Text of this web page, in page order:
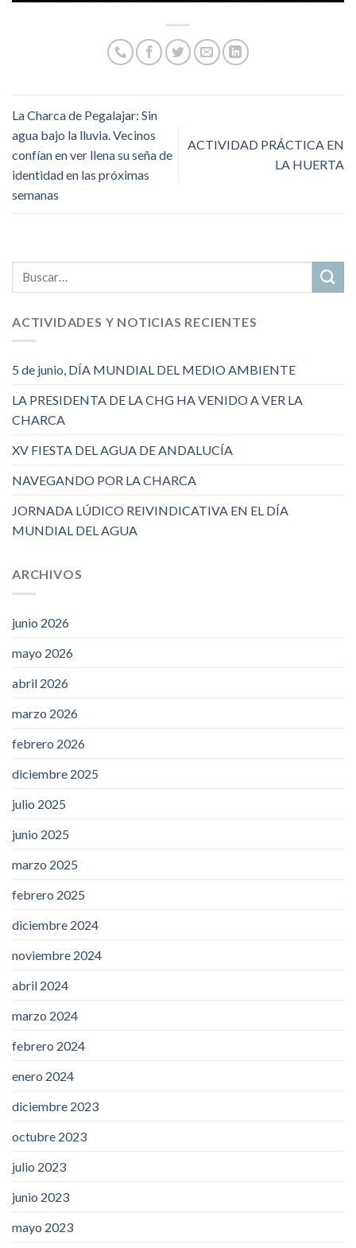
La Charca de Pegalajar: Sin
agua bajo la lluvia. Vecinos
confían en ver llena su seña de
identidad en las próximas
semanas
ACTIVIDAD PRÁCTICA EN
LA HUERTA
ACTIVIDADES Y NOTICIAS RECIENTES
5 de junio, DÍA MUNDIAL DEL MEDIO AMBIENTE
LA PRESIDENTA DE LA CHG HA VENIDO A VER LA
CHARCA
XV FIESTA DEL AGUA DE ANDALUCÍA
NAVEGANDO POR LA CHARCA
JORNADA LÚDICO REIVINDICATIVA EN EL DÍA
MUNDIAL DEL AGUA
ARCHIVOS
junio 2026
mayo 2026
abril 2026
marzo 2026
febrero 2026
diciembre 2025
julio 2025
junio 2025
marzo 2025
febrero 2025
diciembre 2024
noviembre 2024
abril 2024
marzo 2024
febrero 2024
enero 2024
diciembre 2023
octubre 2023
julio 2023
junio 2023
mayo 2023